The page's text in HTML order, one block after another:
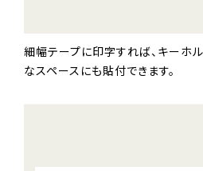
細幅テープに印字すれば、キーホ
なスペースにも貼付できます。